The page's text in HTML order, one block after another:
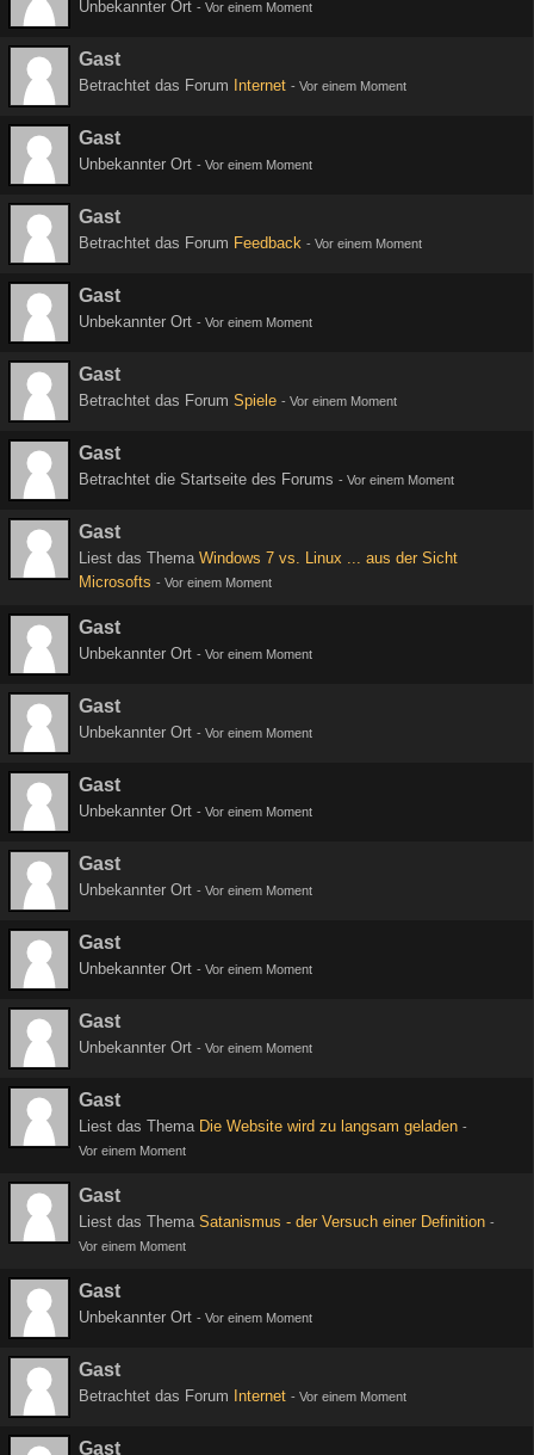
Unbekannter Ort - Vor einem Moment
Gast
Betrachtet das Forum Internet - Vor einem Moment
Gast
Unbekannter Ort - Vor einem Moment
Gast
Betrachtet das Forum Feedback - Vor einem Moment
Gast
Unbekannter Ort - Vor einem Moment
Gast
Betrachtet das Forum Spiele - Vor einem Moment
Gast
Betrachtet die Startseite des Forums - Vor einem Moment
Gast
Liest das Thema Windows 7 vs. Linux ... aus der Sicht
Microsofts - Vor einem Moment
Gast
Unbekannter Ort - Vor einem Moment
Gast
Unbekannter Ort - Vor einem Moment
Gast
Unbekannter Ort - Vor einem Moment
Gast
Unbekannter Ort - Vor einem Moment
Gast
Unbekannter Ort - Vor einem Moment
Gast
Unbekannter Ort - Vor einem Moment
Gast
Liest das Thema Die Website wird zu langsam geladen -
Vor einem Moment
Gast
Liest das Thema Satanismus - der Versuch einer Definition -
Vor einem Moment
Gast
Unbekannter Ort - Vor einem Moment
Gast
Betrachtet das Forum Internet - Vor einem Moment
Gast